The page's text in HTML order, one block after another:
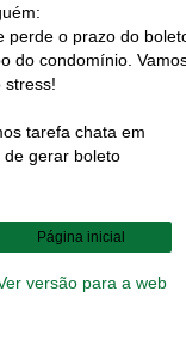
perde o prazo do
do condomínio.
stress!
tarefa chata em
gerar boleto
Página inicial
versão para a web